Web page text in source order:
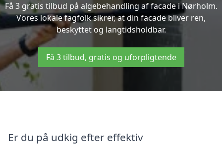
Få 3 gratis tilbud på algebehandling af facade i Nørholm.
Vores lokale fagfolk sikrer, at din facade bliver ren,
beskyttet og langtidsholdbar.
Få 3 tilbud, gratis og uforpligtende
Er du på udkig efter effektiv